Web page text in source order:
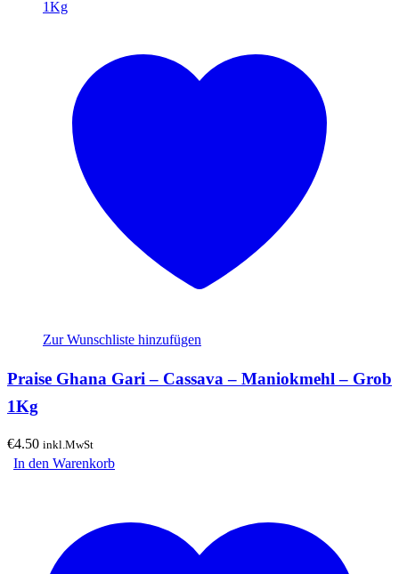
Zur Wunschliste hinzufügen
Praise Ghana Gari – Cassava – Maniokmehl – Grob
1Kg
€4.50 inkl.MwSt
In den Warenkorb